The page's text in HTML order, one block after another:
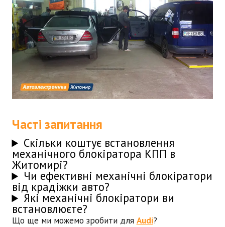
Часті запитання
Скільки коштує встановлення
механічного блокіратора КПП в
Житомирі?
Чи ефективні механічні блокіратори
від крадіжки авто?
Які механічні блокіратори ви
встановлюєте?
Що ще ми можемо зробити для Audi?